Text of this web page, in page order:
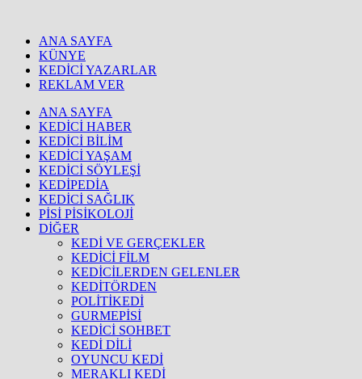
ANA SAYFA
KÜNYE
KEDİCİ YAZARLAR
REKLAM VER
ANA SAYFA
KEDİCİ HABER
KEDİCİ BİLİM
KEDİCİ YAŞAM
KEDİCİ SÖYLEŞİ
KEDİPEDİA
KEDİCİ SAĞLIK
PİSİ PİSİKOLOJİ
DİĞER
KEDİ VE GERÇEKLER
KEDİCİ FİLM
KEDİCİLERDEN GELENLER
KEDİTÖRDEN
POLİTİKEDİ
GURMEPİSİ
KEDİCİ SOHBET
KEDİ DİLİ
OYUNCU KEDİ
MERAKLI KEDİ